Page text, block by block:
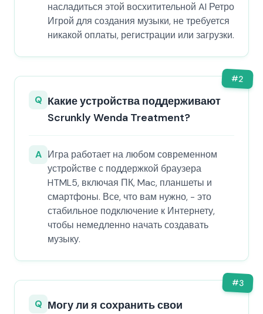
насладиться этой восхитительной AI Ретро
Игрой для создания музыки, не требуется
никакой оплаты, регистрации или загрузки.
#2
Q Какие устройства поддерживают
Scrunkly Wenda Treatment?
A Игра работает на любом современном
устройстве с поддержкой браузера
HTML5, включая ПК, Mac, планшеты и
смартфоны. Все, что вам нужно, - это
стабильное подключение к Интернету,
чтобы немедленно начать создавать
музыку.
#3
Q Могу ли я сохранить свои